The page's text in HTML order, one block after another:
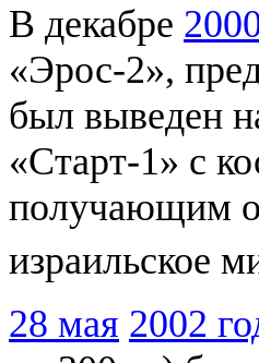
В декабре
«Эрос-2»,
был выведен
«Старт-1» с
получающим
израильское
28 мая 2002